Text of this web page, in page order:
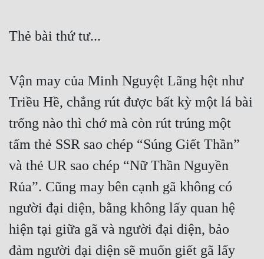
Thẻ bài thứ tư...
Vận may của Minh Nguyệt Lãng hệt như
Triều Hề, chẳng rút được bất kỳ một lá bài
trống nào thì chớ mà còn rút trúng một
tấm thẻ SSR sao chép “Súng Giết Thần”
và thẻ UR sao chép “Nữ Thần Nguyền
Rủa”. Cũng may bên cạnh gã không có
người đại diện, bằng không lấy quan hệ
hiện tại giữa gã và người đại diện, bảo
đảm người đại diện sẽ muốn giết gã lấy